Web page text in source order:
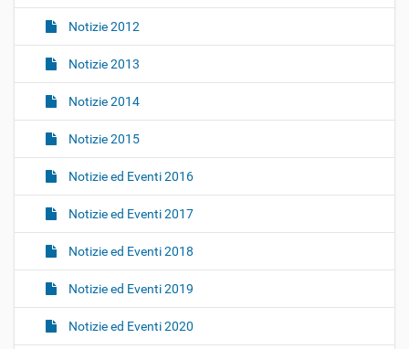
Notizie 2012
Notizie 2013
Notizie 2014
Notizie 2015
Notizie ed Eventi 2016
Notizie ed Eventi 2017
Notizie ed Eventi 2018
Notizie ed Eventi 2019
Notizie ed Eventi 2020